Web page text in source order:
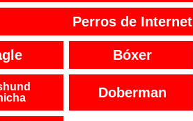
Perros de Internet
Bóxer
Doberman